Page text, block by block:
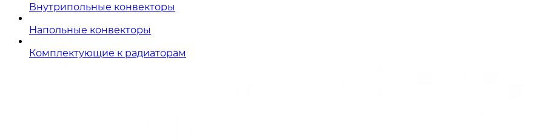
Внутрипольные конвекторы
Напольные конвекторы
Комплектующие к радиаторам